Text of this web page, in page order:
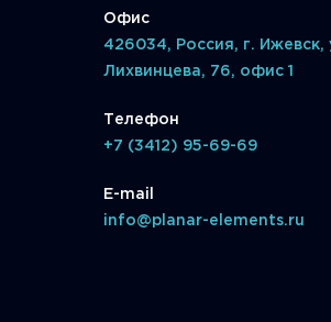
Офис
426034, Россия, г. Ижевск,
Лихвинцева, 76, офис 1
Телефон
+7 (3412) 95-69-69
E-mail
info@planar-elements.ru